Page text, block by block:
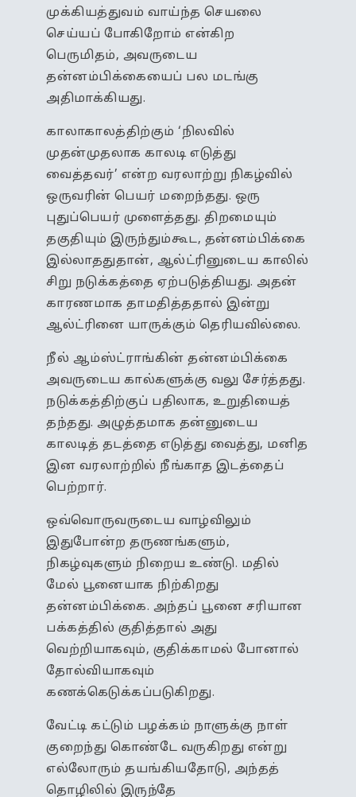
முக்கியத்துவம் வாய்ந்த செயலை
செய்யப் போகிறோம் என்கிற
பெருமிதம், அவருடைய
தன்னம்பிக்கையைப் பல மடங்கு
அதிமாக்கியது.
காலாகாலத்திற்கும் ‘நிலவில்
முதன்முதலாக காலடி எடுத்து
வைத்தவர்’ என்ற வரலாற்று நிகழ்வில்
ஒருவரின் பெயர் மறைந்தது. ஒரு
புதுப்பெயர் முளைத்தது. திறமையும்
தகுதியும் இருந்தும்கூட, தன்னம்பிக்கை
இல்லாததுதான், ஆல்ட்ரினுடைய காலில்
சிறு நடுக்கத்தை ஏற்படுத்தியது. அதன்
காரணமாக தாமதித்ததால் இன்று
ஆல்ட்ரினை யாருக்கும் தெரியவில்லை.
நீல் ஆம்ஸ்ட்ராங்கின் தன்னம்பிக்கை
அவருடைய கால்களுக்கு வலு சேர்த்தது.
நடுக்கத்திற்குப் பதிலாக, உறுதியைத்
தந்தது. அழுத்தமாக தன்னுடைய
காலடித் தடத்தை எடுத்து வைத்து, மனித
இன வரலாற்றில் நீங்காத இடத்தைப்
பெற்றார்.
ஒவ்வொருவருடைய வாழ்விலும்
இதுபோன்ற தருணங்களும்,
நிகழ்வுகளும் நிறைய உண்டு. மதில்
மேல் பூனையாக நிற்கிறது
தன்னம்பிக்கை. அந்தப் பூனை சரியான
பக்கத்தில் குதித்தால் அது
வெற்றியாகவும், குதிக்காமல் போனால்
தோல்வியாகவும்
கணக்கெடுக்கப்படுகிறது.
வேட்டி கட்டும் பழக்கம் நாளுக்கு நாள்
குறைந்து கொண்டே வருகிறது என்று
எல்லோரும் தயங்கியதோடு, அந்தத்
தொழிலில் இருந்தே